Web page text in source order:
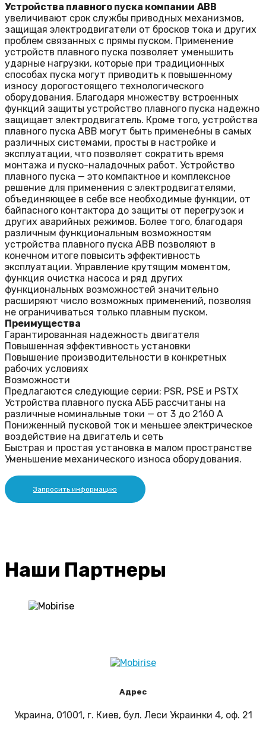
Устройства плавного пуска компании ABB
увеличивают срок службы приводных механизмов,
защищая электродвигатели от бросков тока и других
проблем связанных с прямы пуском. Применение
устройств плавного пуска позволяет уменьшить
ударные нагрузки, которые при традиционных
способах пуска могут приводить к повышенному
износу дорогостоящего технологического
оборудования. Благодаря множеству встроенных
функций защиты устройство плавного пуска надежно
защищает электродвигатель. Кроме того, устройства
плавного пуска ABB могут быть примене6ны в самых
различных системами, просты в настройке и
эксплуатации, что позволяет сократить время
монтажа и пуско-наладочных работ. Устройство
плавного пуска — это компактное и комплексное
решение для применения с электродвигателями,
объединяющее в себе все необходимые функции, от
байпасного контактора до защиты от перегрузок и
других аварийных режимов. Более того, благодаря
различным функциональным возможностям
устройства плавного пуска ABB позволяют в
конечном итоге повысить эффективность
эксплуатации. Управление крутящим моментом,
функция очистка насоса и ряд других
функциональных возможностей значительно
расширяют число возможных применений, позволяя
не ограничиваться только плавным пуском.
Преимущества
Гарантированная надежность двигателя
Повышенная эффективность установки
Повышение производительности в конкретных
рабочих условиях
Возможности
Предлагаются следующие серии: PSR, PSE и PSTX
Устройства плавного пуска АББ рассчитаны на
различные номинальные токи — от 3 до 2160 А
Пониженный пусковой ток и меньшее электрическое
воздействие на двигатель и сеть
Быстрая и простая установка в малом пространстве
Уменьшение механического износа оборудования.
Запросить информацию
Наши Партнеры
Адрес
Украина, 01001, г. Киев, бул. Леси Украинки 4, оф. 21